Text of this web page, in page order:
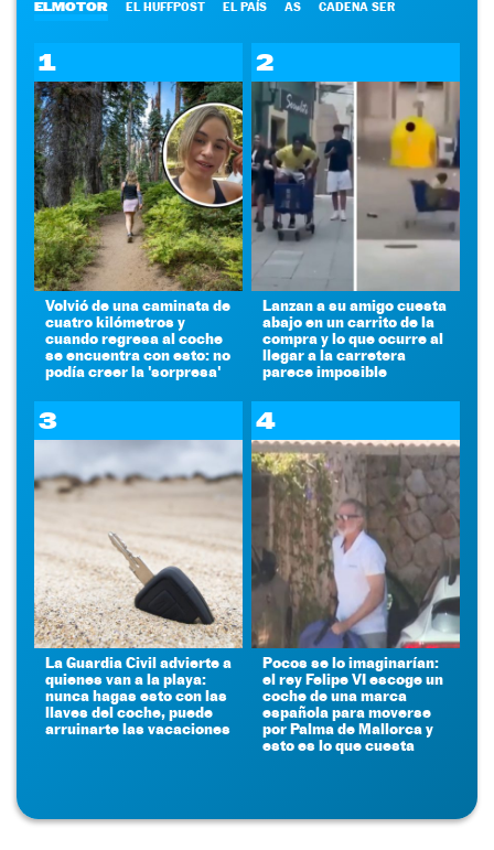
ELMOTOR EL HUFFPOST EL PAÍS AS CADENA SER
1
Volvió de una caminata de
cuatro kilómetros y
cuando regresa al coche
se encuentra con esto: no
podía creer la 'sorpresa'
2
Lanzan a su amigo cuesta
abajo en un carrito de la
compra y lo que ocurre al
llegar a la carretera
parece imposible
3
La Guardia Civil advierte a
quienes van a la playa:
nunca hagas esto con las
llaves del coche, puede
arruinarte las vacaciones
4
Pocos se lo imaginarían:
el rey Felipe VI escoge un
coche de una marca
española para moverse
por Palma de Mallorca y
esto es lo que cuesta